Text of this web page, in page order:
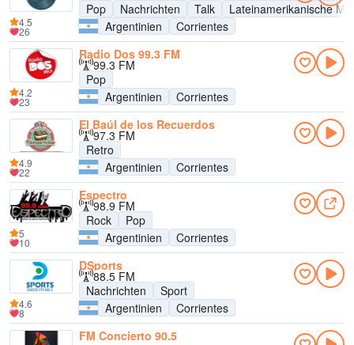
Pop
Nachrichten Talk
Lateinamerikanische
Argentinien
Corrientes
4.5
26
Radio Dos 99.3 FM
99.3 FM
Pop
Argentinien
Corrientes
4.2
23
El Baúl de los Recuerdos
97.3 FM
Retro
Argentinien
Corrientes
4.9
22
Espectro
98.9 FM
Rock
Pop
Argentinien
Corrientes
5
10
DSports
88.5 FM
Nachrichten
Sport
Argentinien
Corrientes
4.6
8
FM Concierto 90.5